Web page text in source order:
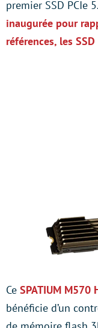
premier SSD PCIe
inaugurée pour
références, les
Ce SPATIUM M570
bénéficie d’un